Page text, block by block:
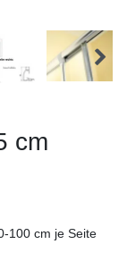
cm
100 cm je Seite